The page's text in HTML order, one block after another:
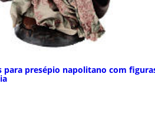
presépio napolitano com